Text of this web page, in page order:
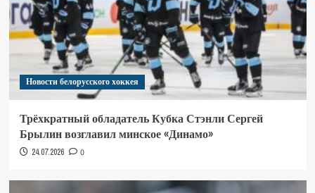
Новости белорусского хоккея
Трёхкратный обладатель Кубка Стэнли Сергей
Брылин возглавил минское «Динамо»
24.07.2026 0